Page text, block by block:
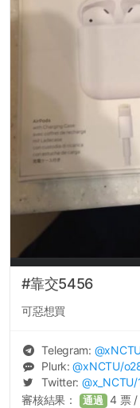
#靠交5456
可惡想買
Telegram: @
Plurk:@xNCTU/
Twitter: @x_NCTU/
審核結果： 通過 4 票 /